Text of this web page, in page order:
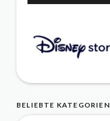
BELIEBTE KATEGORIEN